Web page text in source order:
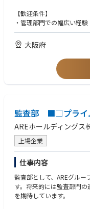
ために、スキルマップや
て組織全体で営業スキルの
ご入社いただいた後、技
員からサポートを受けな
っているため、未経験の
（製造業経験者以外の過
※現場に出る前に、座学
の研修をしっかりと行いま
アサカ理研が掲げているフ
地球環境保全や再生可能
した。
それはこれからも変わら
目指して活動していきます
【歓迎条件】
・管理部門での幅広い経験
大阪府
監査部 ■□プライ
AREホールディングス
上場企業
仕事内容
監査部として、AREグル
す。将来的には監査部門
を期待しています。